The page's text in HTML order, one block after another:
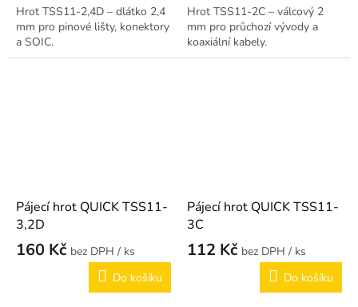
Hrot TSS11-2,4D – dlátko 2,4
mm pro pinové lišty, konektory
a SOIC.
Hrot TSS11-2C – válcový 2
mm pro průchozí vývody a
koaxiální kabely.
Pájecí hrot QUICK TSS11-
3,2D
160 Kč
/ ks
Do košíku
Pájecí hrot QUICK TSS11-
3C
112 Kč
/ ks
Do košíku